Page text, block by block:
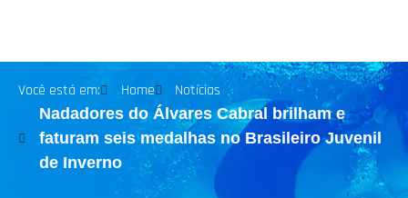
Você está em: Home Notícias
Nadadores do Álvares Cabral brilham e
faturam seis medalhas no Brasileiro Juvenil
de Inverno